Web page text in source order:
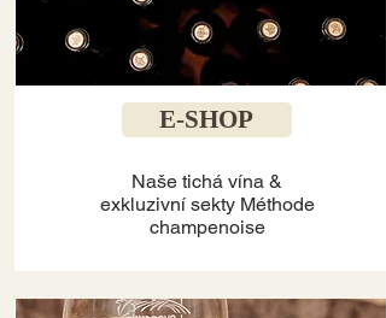
E-SHOP
Naše tichá vína &
exkluzivní sekty Méthode
champenoise